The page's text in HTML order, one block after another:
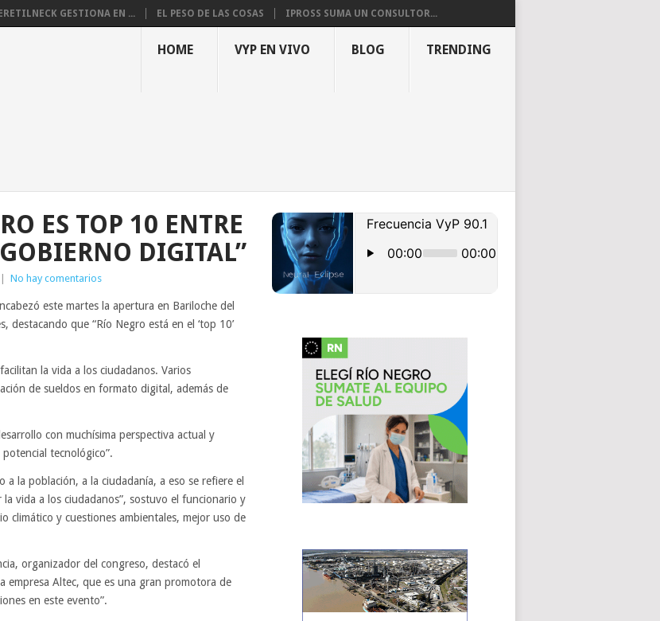
GESTIONA EN ... EL PESO DE LAS COSAS IPROSS SUMA UN CONSULTOR...
HOME VYP EN VIVO BLOG TRENDING
ES TOP 10 ENTRE
DIGITAL”
No hay comentarios
este martes la apertura en Bariloche del
que “Río Negro está en el ‘top 10’
la vida a los ciudadanos. Varios
de sueldos en formato digital, además de
con muchísima perspectiva actual y
tecnológico”.
la población, a la ciudadanía, a eso se refiere el
vida a los ciudadanos”, sostuvo el funcionario y
climático y cuestiones ambientales, mejor uso de
organizador del congreso, destacó el
empresa Altec, que es una gran promotora de
en este evento”.